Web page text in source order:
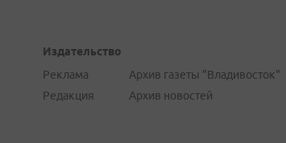
Издательство
Реклама
Редакция
Архив газеты "Владивосток"
Архив новостей